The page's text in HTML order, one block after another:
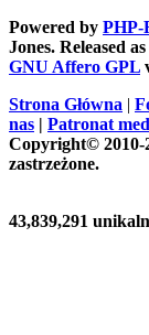
Powered by PHP-
Jones. Released
GNU Affero GPL
Strona Główna |
nas | Patronat
Copyright© 2010-
zastrzeżone.
43,839,291